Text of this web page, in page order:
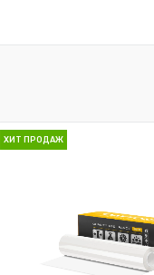
ХИТ ПРОДАЖ